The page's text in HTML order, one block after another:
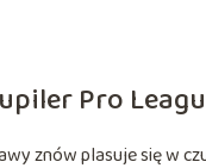
Pro
znów plasuje się w